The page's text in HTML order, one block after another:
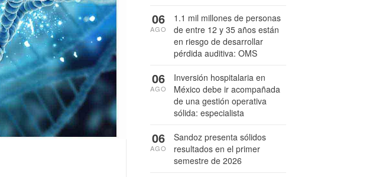
1.1 mil millones de personas
de entre 12 y 35 años están
en riesgo de desarrollar
pérdida auditiva: OMS
06
AGO
Inversión hospitalaria en
México debe ir acompañada
de una gestión operativa
sólida: especialista
06
AGO
Sandoz presenta sólidos
resultados en el primer
semestre de 2026
06
AGO